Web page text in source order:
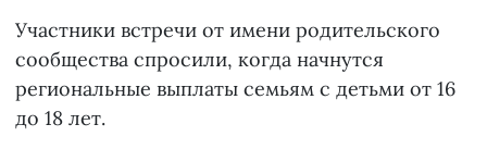
Участники встречи от имени родительского
сообщества спросили, когда начнутся
региональные выплаты семьям с детьми от 16
до 18 лет.